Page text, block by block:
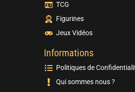
TCG
Figurines
Jeux Vidéos
Informations
Politiques de
Qui sommes nous ?